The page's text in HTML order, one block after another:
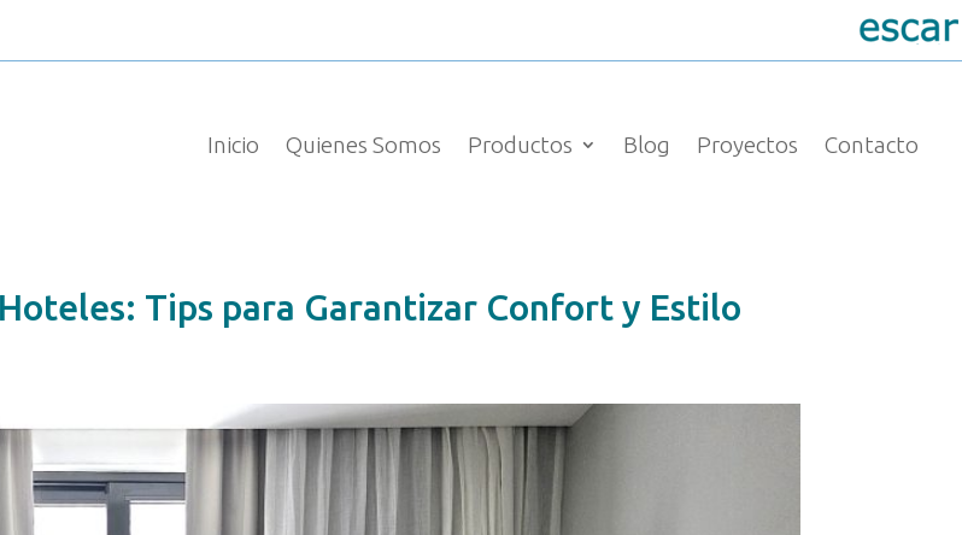
Inicio Quienes Somos Productos Blog Proyectos Contacto
Tips para Garantizar Confort y Estilo